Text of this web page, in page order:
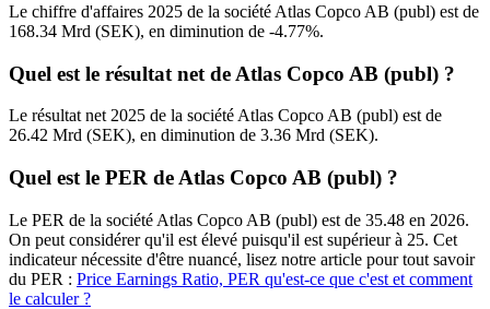
Le chiffre d'affaires 2025 de la société Atlas Copco AB (publ) est de
168.34 Mrd (SEK), en diminution de -4.77%.
Quel est le résultat net de Atlas Copco AB (publ) ?
Le résultat net 2025 de la société Atlas Copco AB (publ) est de
26.42 Mrd (SEK), en diminution de 3.36 Mrd (SEK).
Quel est le PER de Atlas Copco AB (publ) ?
Le PER de la société Atlas Copco AB (publ) est de 35.48 en 2026.
On peut considérer qu'il est élevé puisqu'il est supérieur à 25. Cet
indicateur nécessite d'être nuancé, lisez notre article pour tout savoir
du PER : Price Earnings Ratio, PER qu'est-ce que c'est et comment
le calculer ?